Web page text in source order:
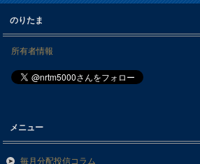
のりたま
所有者情報
メニュー
毎月分配投信コラム